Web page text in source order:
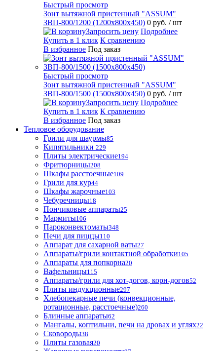
Быстрый просмотр
Зонт вытяжной пристенный "ASSUM"
ЗВП-800/1200 (1200х800х450) 0 руб. / шт
Запросить цену Подробнее
Купить в 1 клик К сравнению
В избранное Под заказ
Быстрый просмотр
Зонт вытяжной пристенный "ASSUM"
ЗВП-800/1500 (1500х800х450) 0 руб. / шт
Запросить цену Подробнее
Купить в 1 клик К сравнению
В избранное Под заказ
Тепловое оборудование
Грили для шаурмы85
Кипятильники 229
Плиты электрические194
Фритюрницы208
Шкафы расстоечные109
Грили для кур44
Шкафы жарочные103
Чебуречницы18
Пончиковые аппараты25
Мармиты106
Пароконвектоматы348
Печи для пиццы110
Аппарат для сахарной ваты27
Аппараты/грили контактной обработки105
Аппараты для попкорна20
Вафельницы115
Аппараты/грили для хот-догов, корн-догов52
Плиты индукционные297
Хлебопекарные печи (конвекционные,
ротационные, расстоечные)260
Блинные аппараты62
Мангалы, коптильни, печи на дровах и углях22
Сковороды38
Плиты газовая20